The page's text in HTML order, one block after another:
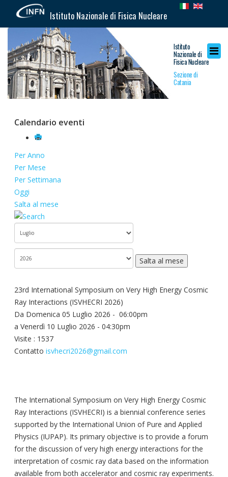
Istituto Nazionale di Fisica Nucleare
Istituto
Nazionale di
Fisica Nucleare
Sezione di
Catania
Calendario eventi
Per Anno
Per Mese
Per Settimana
Oggi
Salta al mese
Salta al mese
23rd International Symposium on Very High Energy Cosmic
Ray Interactions (ISVHECRI 2026)
Da Domenica 05 Luglio 2026 - 06:00pm
a Venerdì 10 Luglio 2026 - 04:30pm
Visite : 1537
Contatto isvhecri2026@gmail.com
The International Symposium on Very High Energy Cosmic
Ray Interactions (ISVHECRI) is a biennial conference series
supported by the International Union of Pure and Applied
Physics (IUPAP). Its primary objective is to provide a forum
for the discussion of very high energy interactions for the
interpretation of cosmic ray data based on the information
available from both accelerator and cosmic ray experiments.